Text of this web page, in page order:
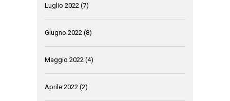
Luglio 2022 (7)
Giugno 2022 (8)
Maggio 2022 (4)
Aprile 2022 (2)